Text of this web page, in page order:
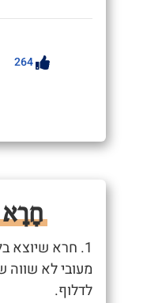
264
1. חרא שיוצא
מעובי לא
לדלוף.